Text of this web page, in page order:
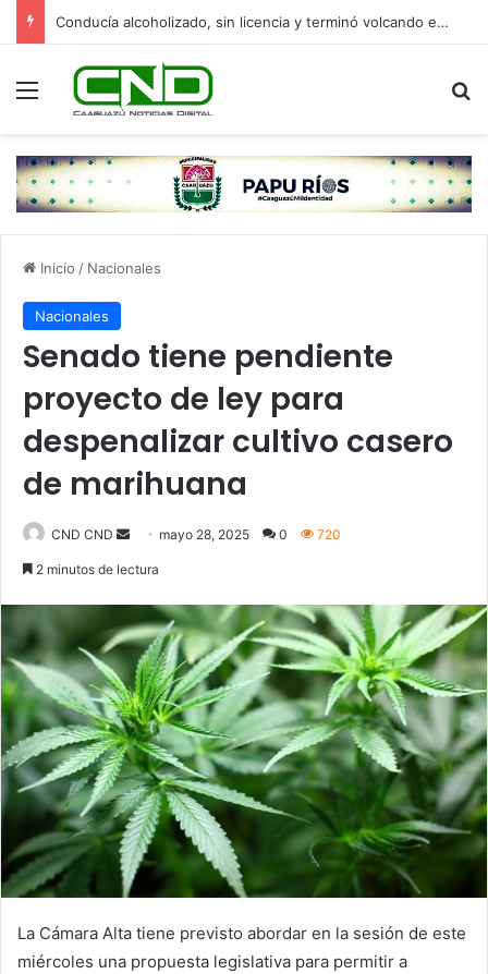
Conducía alcoholizado, sin licencia y terminó volcando en Yasy Cañy
Menú
Inicio / Nacionales
Nacionales
Senado tiene pendiente
proyecto de ley para
despenalizar cultivo casero
de marihuana
CND CND
a
n
e
m
a
i
l
mayo 28, 2025 0 720
2 minutos de lectura
La Cámara Alta tiene previsto abordar en la sesión de este
miércoles una propuesta legislativa para permitir a